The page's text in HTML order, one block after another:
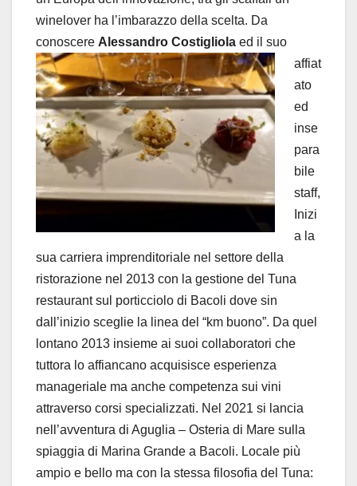
winelover ha l’imbarazzo della scelta. Da
conoscere Alessandro Costigliola ed il suo
affiat
ato
ed
inse
para
bile
staff,
Inizi
a la
sua carriera imprenditoriale nel settore della
ristorazione nel 2013 con la gestione del Tuna
restaurant sul porticciolo di Bacoli dove sin
dall’inizio sceglie la linea del “km buono”. Da quel
lontano 2013 insieme ai suoi collaboratori che
tuttora lo affiancano acquisisce esperienza
manageriale ma anche competenza sui vini
attraverso corsi specializzati. Nel 2021 si lancia
nell’avventura di Aguglia – Osteria di Mare sulla
spiaggia di Marina Grande a Bacoli. Locale più
ampio e bello ma con la stessa filosofia del Tuna: